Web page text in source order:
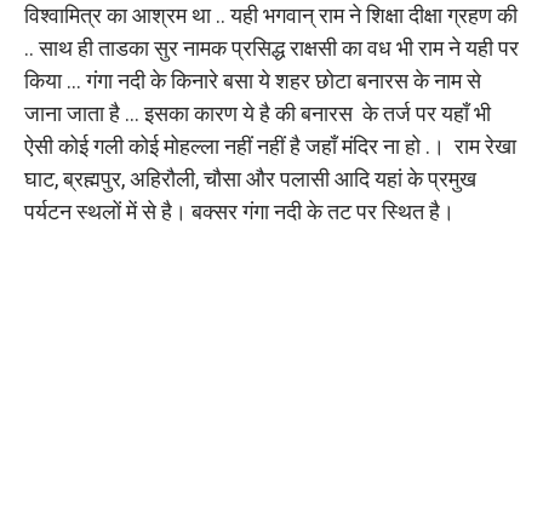
विश्वामित्र का आश्रम था .. यही भगवान् राम ने शिक्षा दीक्षा ग्रहण की
.. साथ ही ताडका सुर नामक प्रसिद्ध राक्षसी का वध भी राम ने यही पर
किया … गंगा नदी के किनारे बसा ये शहर छोटा बनारस के नाम से
जाना जाता है … इसका कारण ये है की बनारस के तर्ज पर यहाँ भी
ऐसी कोई गली कोई मोहल्ला नहीं नहीं है जहाँ मंदिर ना हो .। राम रेखा
घाट, ब्रह्मपुर, अहिरौली, चौसा और पलासी आदि यहां के प्रमुख
पर्यटन स्थलों में से है। बक्सर गंगा नदी के तट पर स्थित है।